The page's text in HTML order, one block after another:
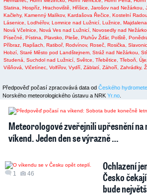
Slatina, Hospříz, Hrachoviště, Hříšice, Jarošov nad Nežárkou,
Kačlehy, Kamenný Malíkov, Kardašova Řečice, Kostelní
Lásenice, Lodhéřov, Lomnice nad Lužnicí, Lužnice,
Nová Včelnice, Nová Ves nad Lužnicí, Novosedly nad
Písečné, Pístina, Plavsko, Pleše, Pluhův Žďár, Polště,
Příbraz, Rapšach, Ratiboř, Rodvínov, Roseč, Rosička,
Hobzí, Staré Město pod Landštejnem, Stráž nad Nežárkou,
Studená, Suchdol nad Lužnicí, Světce, Třebětice, Třeboň,
Višňová, Vlčetínec, Volfířov, Vydří, Záblatí, Záhoří, Zahrádky,
Předpověď počasí zpracovává data od Českého
Norského meteorologického ústavu a NRK Yr.no.
Meteorologové zveřejnili upřesnění na
víkend. Jeden den se výrazně …
1 46
Ochlazení
Česko
bude